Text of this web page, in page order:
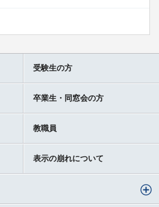
受験生の方
卒業生・同窓会の方
教職員
表示の崩れについて